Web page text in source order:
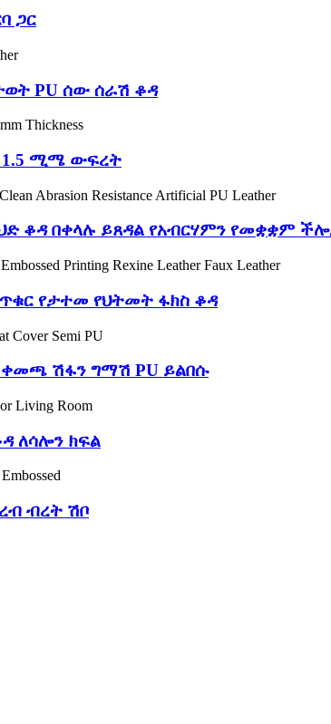
ጋር
PU ሰው ሰራሽ ቆዳ
1.5 ሚሜ ውፍረት
ቆዳ በቀላሉ ይጸዳል የአብርሃምን የመቋቋም
የታተመ የህትመት ፋክስ ቆዳ
ሽፋን ግማሽ PU ይልበሱ
ለሳሎን ክፍል
ብረት ሽቦ